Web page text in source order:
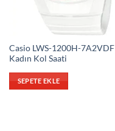
Casio LWS-1200H-7A2VDF
Kadın Kol Saati
SEPETE EKLE